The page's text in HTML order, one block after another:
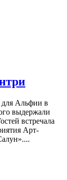
Альфии в
выдержали
встречала
Арт-